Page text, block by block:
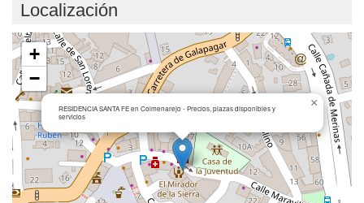
Localización
Cargando mapa...
RESIDENCIA SANTA FE en Colmenarejo - Precios, plazas disponibles y
servicios
×
+
−